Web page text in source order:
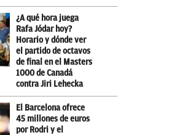
¿A qué hora juega
Rafa Jódar hoy?
Horario y dónde ver
el partido de octavos
de final en el Masters
1000 de Canadá
contra Jiri Lehecka
El Barcelona ofrece
45 millones de euros
por Rodri y el